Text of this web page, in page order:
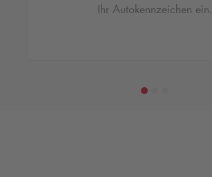
Ihr Autokennzeichen ein.